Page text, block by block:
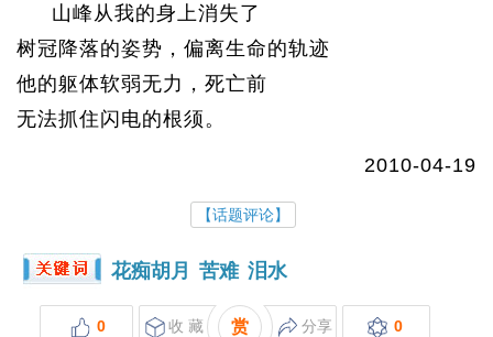
山峰从我的身上消失了
树冠降落的姿势，偏离生命的轨迹
他的躯体软弱无力，死亡前
无法抓住闪电的根须。
2010-04-19
【话题评论】
花痴胡月 苦难 泪水
0 收 藏 赏 分享 0